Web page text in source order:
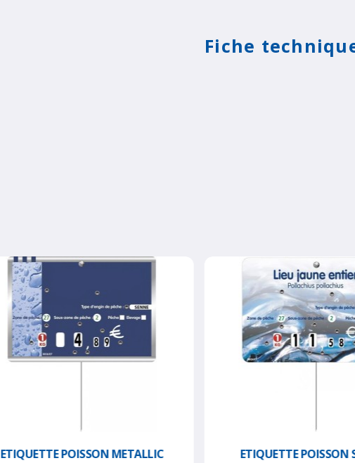
Fiche
ETIQUETTE POISSON METALLIC ETIQUETTE POISSON